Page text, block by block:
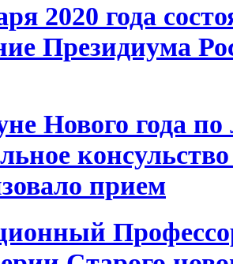
2020 года
Президиума
Нового года
прием